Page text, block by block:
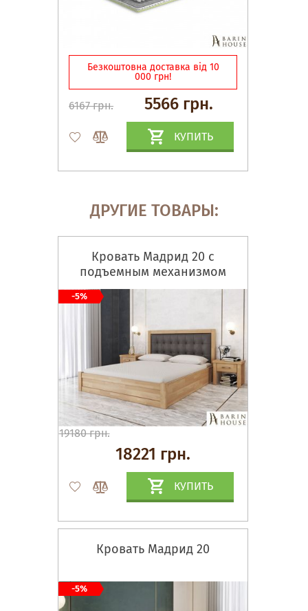
Безкоштовна доставка від 10
000 грн!
6167 грн. 5566 грн.
КУПИТЬ
ДРУГИЕ ТОВАРЫ:
Кровать Мадрид 20 с
подъемным механизмом
19180 грн.
18221 грн.
КУПИТЬ
-5%
Кровать Мадрид 20
-5%